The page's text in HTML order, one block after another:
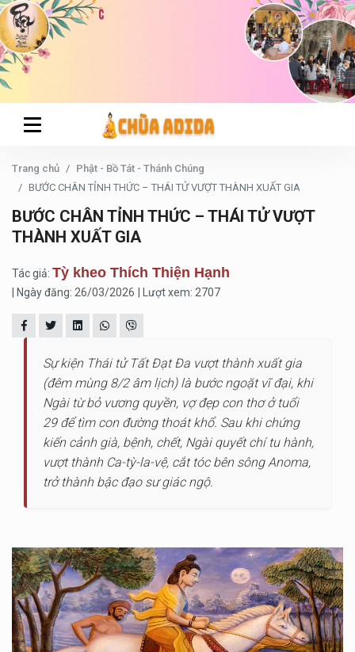
Trang chủ
Phật - Bồ Tát - Thánh Chúng
BƯỚC CHÂN TỈNH THỨC – THÁI TỬ VƯỢT THÀNH XUẤT GIA
BƯỚC CHÂN TỈNH THỨC – THÁI TỬ VƯỢT
THÀNH XUẤT GIA
Tác giả: Tỳ kheo Thích Thiện Hạnh
| Ngày đăng: 26/03/2026 | Lượt xem: 2707
Sự kiện Thái tử Tất Đạt Đa vượt thành xuất gia
(đêm mùng 8/2 âm lịch) là bước ngoặt vĩ đại, khi
Ngài từ bỏ vương quyền, vợ đẹp con thơ ở tuổi
29 để tìm con đường thoát khổ. Sau khi chứng
kiến cảnh già, bệnh, chết, Ngài quyết chí tu hành,
vượt thành Ca-tỳ-la-vệ, cắt tóc bên sông Anoma,
trở thành bậc đạo sư giác ngộ.